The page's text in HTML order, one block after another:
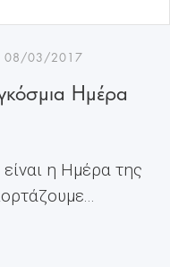
08/03/2017
Ημέρα
η Ημέρα της